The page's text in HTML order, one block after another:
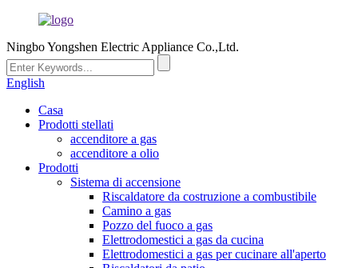
Ningbo Yongshen Electric Appliance Co.,Ltd.
English
Casa
Prodotti stellati
accenditore a gas
accenditore a olio
Prodotti
Sistema di accensione
Riscaldatore da costruzione a combustibile
Camino a gas
Pozzo del fuoco a gas
Elettrodomestici a gas da cucina
Elettrodomestici a gas per cucinare all'aperto